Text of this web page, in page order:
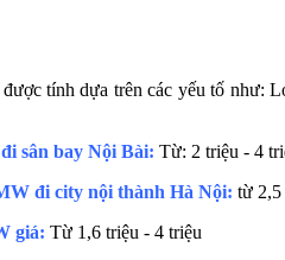
được tính dựa trên các yếu tố như:
sân bay Nội Bài: Từ: 2 triệu - 4
đi city nội thành Hà Nội: từ 2,5
giá: Từ 1,6 triệu - 4 triệu